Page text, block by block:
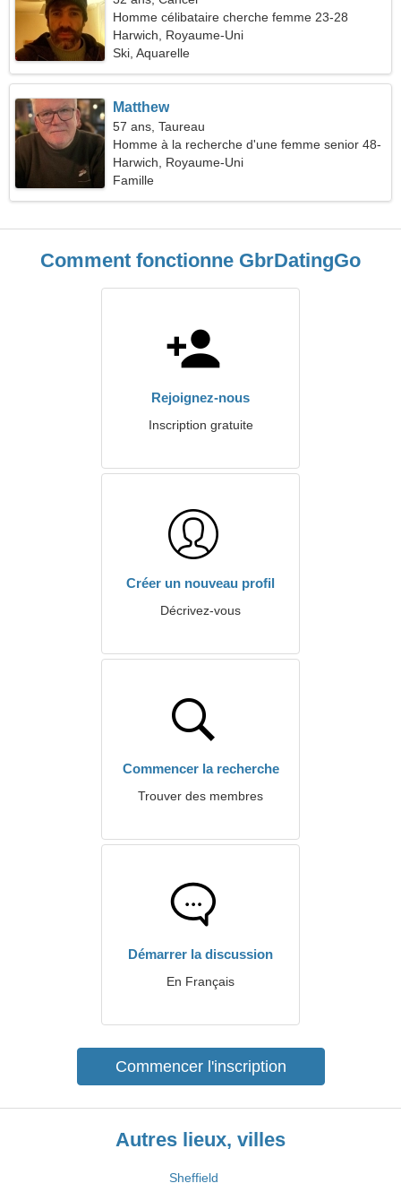
Homme célibataire cherche femme 23-28
Harwich, Royaume-Uni
Ski, Aquarelle
Matthew
57 ans, Taureau
Homme à la recherche d'une femme senior 48-
53
Harwich, Royaume-Uni
Famille
Comment fonctionne GbrDatingGo
Rejoignez-nous
Inscription gratuite
Créer un nouveau profil
Décrivez-vous
Commencer la recherche
Trouver des membres
Démarrer la discussion
En Français
Commencer l'inscription
Autres lieux, villes
Sheffield